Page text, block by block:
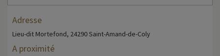
Vous pourrez également visiter Montignac, cette petite ville sur les
ses marchés. Montignac est le point de départ idéal pour visiter
Lascaux. Enfin, ne manquez pas le Musée de la Préhistoire, situé aux
Adresse
Lieu-dit Mortefond, 24290 Saint-Amand-de-Coly
A proximité